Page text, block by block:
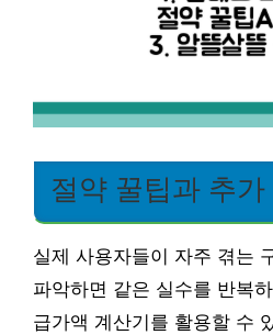
절약 꿀팁과 추가
실제 사용자들이 자주 겪는
파악하면 같은 실수를 반복
급가액 계산기를 활용할 수